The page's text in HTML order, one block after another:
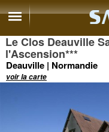
Le Clos Deauville
l'Ascension***
Deauville | Normandie
voir la carte